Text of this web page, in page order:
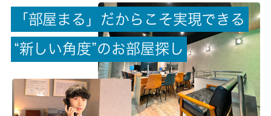
償却/敷引
-/-
権利金/雑費
-/-
総戸数
「 部屋 ま る 」 だ か ら こ そ実現で き る
“新 し い角 度”のお部屋探 し